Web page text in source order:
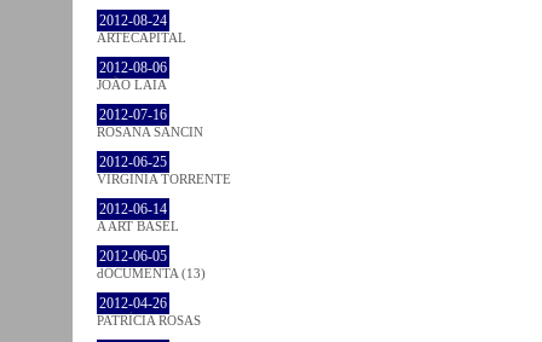
2012-08-24
ARTECAPITAL
2012-08-06
JOÃO LAIA
2012-07-16
ROSANA SANCIN
2012-06-25
VIRGINIA TORRENTE
2012-06-14
A ART BASEL
2012-06-05
dOCUMENTA (13)
2012-04-26
PATRÍCIA ROSAS